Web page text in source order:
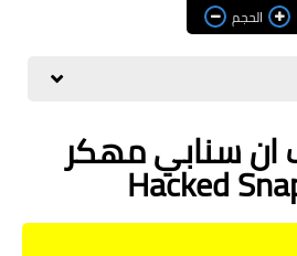
الربح من الانترنت
ذكاء اصطناعي
الحجم
سنابي مهكر
Hacked